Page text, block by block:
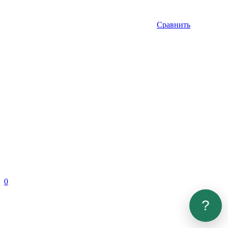
Сравнить
0
?